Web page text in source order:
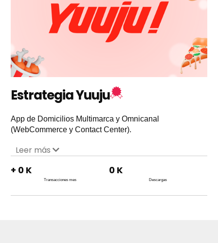
Estrategia Yuuju
App de Domicilios Multimarca y Omnicanal
(WebCommerce y Contact Center).
Leer más
+ 0 K
Transacciones mes
0 K
Descargas